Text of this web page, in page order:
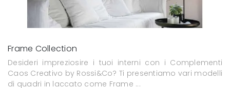
Frame Collection
Desideri impreziosire i tuoi interni con i Complementi
Caos Creativo by Rossi&Co? Ti presentiamo vari modelli
di quadri in laccato come Frame ...